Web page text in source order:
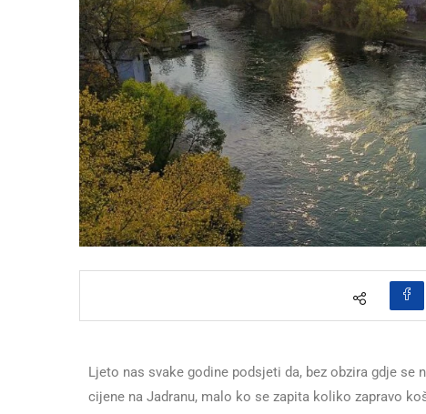
Ljeto nas svake godine podsjeti da, bez obzira gdje
cijene na Jadranu, malo ko se zapita koliko zapravo